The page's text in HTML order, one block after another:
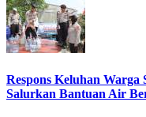
Respons Keluhan Warga
Salurkan Bantuan Air